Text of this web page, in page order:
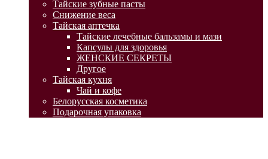
Тайские зубные пасты
Снижение веса
Тайская аптечка
Тайские лечебные бальзамы и мази
Капсулы для здоровья
ЖЕНСКИЕ СЕКРЕТЫ
Другое
Тайская кухня
Чай и кофе
Белорусская косметика
Подарочная упаковка